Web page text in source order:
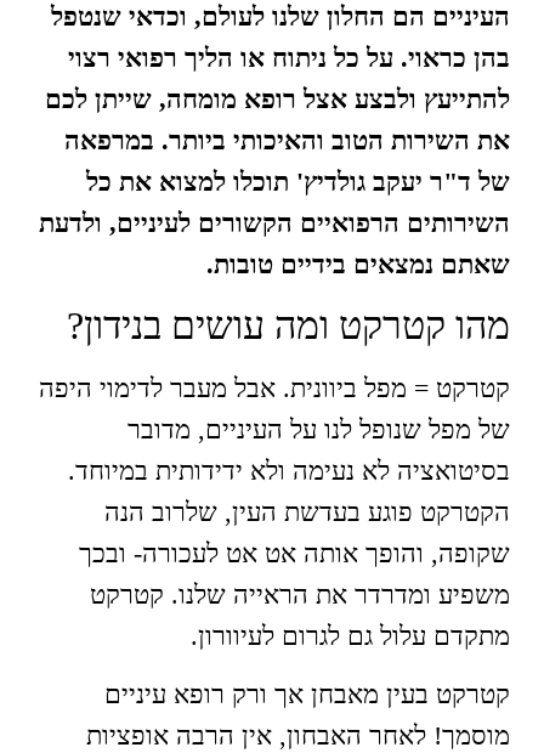
העיניים הם החלון שלנו לעולם, וכדאי שנטפל
בהן כראוי. על כל ניתוח או הליך רפואי רצוי
להתייעץ ולבצע אצל רופא מומחה, שייתן לכם
את השירות הטוב והאיכותי ביותר. במרפאה
של ד"ר יעקב גולדיץ' תוכלו למצוא את כל
השירותים הרפואיים הקשורים לעיניים, ולדעת
שאתם נמצאים בידיים טובות.
מהו קטרקט ומה עושים בנידון?
קטרקט = מפל ביוונית. אבל מעבר לדימוי היפה
של מפל שנופל לנו על העיניים, מדובר
בסיטואציה לא נעימה ולא ידידותית במיוחד.
הקטרקט פוגע בעדשת העין, שלרוב הנה
שקופה, והופך אותה אט אט לעכורה- ובכך
משפיע ומדרדר את הראייה שלנו. קטרקט
מתקדם עלול גם לגרום לעיוורון.
קטרקט בעין מאבחן אך ורק רופא עיניים
מוסמך! לאחר האבחון, אין הרבה אופציות